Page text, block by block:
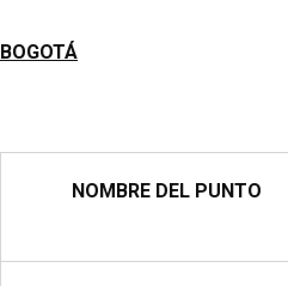
BOGOTÁ
NOMBRE DEL PUNTO